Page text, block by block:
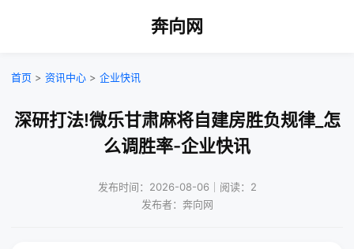
奔向网
首页 > 资讯中心 > 企业快讯
深研打法!微乐甘肃麻将自建房胜负规律_怎
么调胜率-企业快讯
发布时间：2026-08-06｜阅读：2
发布者：奔向网